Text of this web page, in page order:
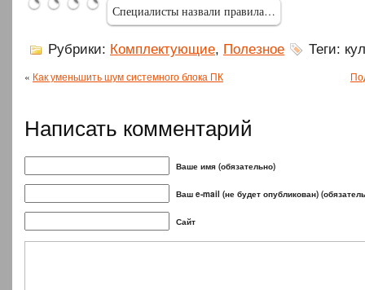
Специалисты назвали правила…
Рубрики: Комплектующие, Полезное Теги:
« Как уменьшить шум системного блока ПК
Написать комментарий
Ваше имя (обязательно)
Ваш e-mail (не будет опубликован)
Сайт